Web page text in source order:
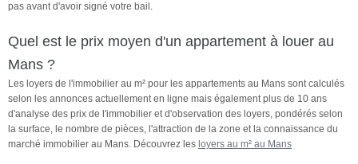
pas avant d'avoir signé votre bail.
Quel est le prix moyen d'un appartement à louer au
Mans ?
Les loyers de l'immobilier au m² pour les appartements au Mans sont calculés
selon les annonces actuellement en ligne mais également plus de 10 ans
d'analyse des prix de l'immobilier et d'observation des loyers, pondérés selon
la surface, le nombre de pièces, l'attraction de la zone et la connaissance du
marché immobilier au Mans. Découvrez les loyers au m² au Mans